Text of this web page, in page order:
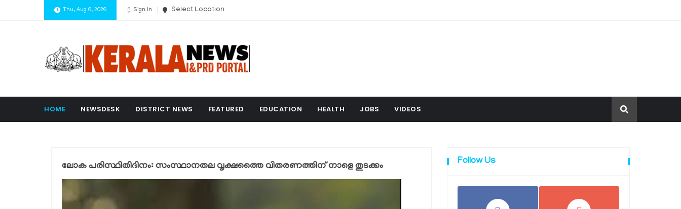
Thu, Aug 6, 2026 Sign In Select Location
HOME NEWSDESK DISTRICT NEWS FEATURED EDUCATION HEALTH JOBS VIDEOS
ലോക പരിസ്ഥിതിദിനം: സംസ്ഥാനതല വൃക്ഷത്തൈ വിതരണത്തിന് നാളെ തുടക്കം Follow Us